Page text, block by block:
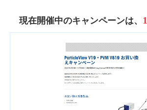
現在開催中のキャンペーンは、 1